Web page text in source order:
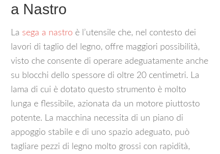
a Nastro
La sega a nastro è l’utensile che, nel contesto dei
lavori di taglio del legno, offre maggiori possibilità,
visto che consente di operare adeguatamente anche
su blocchi dello spessore di oltre 20 centimetri. La
lama di cui è dotato questo strumento è molto
lunga e flessibile, azionata da un motore piuttosto
potente. La macchina necessita di un piano di
appoggio stabile e di uno spazio adeguato, può
tagliare pezzi di legno molto grossi con rapidità,